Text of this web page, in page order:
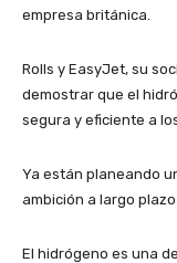
empresa británica.
Rolls y EasyJet, su
demostrar que el
segura y eficiente a
Ya están planeando
ambición a largo
El hidrógeno es una